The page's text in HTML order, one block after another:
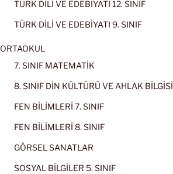
TÜRK DİLİ VE EDEBİYATI 12. SINIF
TÜRK DİLİ VE EDEBİYATI 9. SINIF
ORTAOKUL
7. SINIF MATEMATİK
8. SINIF DİN KÜLTÜRÜ VE AHLAK BİLGİSİ
FEN BİLİMLERİ 7. SINIF
FEN BİLİMLERİ 8. SINIF
GÖRSEL SANATLAR
SOSYAL BİLGİLER 5. SINIF